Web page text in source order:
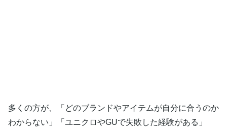
多くの方が、「どのブランドやアイテムが自分に合うのか
わからない」「ユニクロやGUで失敗した経験がある」